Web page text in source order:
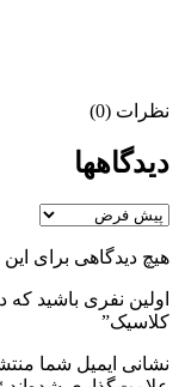
نظرات (0)
دیدگاهها
هیچ دیدگاهی برای
اولین نفری باشید
کلاسیک”
نشانی ایمیل شما